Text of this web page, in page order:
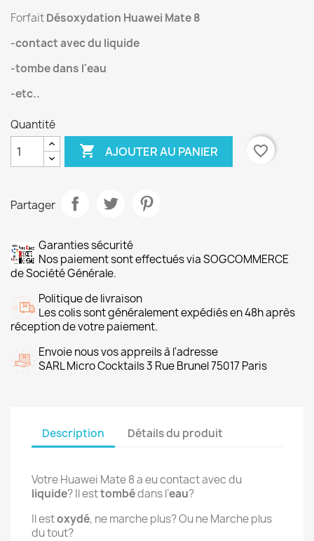
ForfaitDésoxydation Huawei Mate 8
-contact avec du liquide
-tombe dans l'eau
-etc..
Quantité
 AJOUTER AU PANIER favorite_border
Partager
Garanties sécurité
Nos paiement sont effectués via SOGCOMMERCE
de Société Générale.
Politique de livraison
Les colis sont généralement expédiés en 48h après
réception de votre paiement.
Envoie nous vos appreils à l'adresse
SARL Micro Cocktails 3 Rue Brunel 75017 Paris
Description Détails du produit
Votre Huawei Mate 8 a eu contact avec du
liquide? Il esttombédans l’eau?
Il estoxydé, ne marche plus? Ou ne Marche plus
du tout?